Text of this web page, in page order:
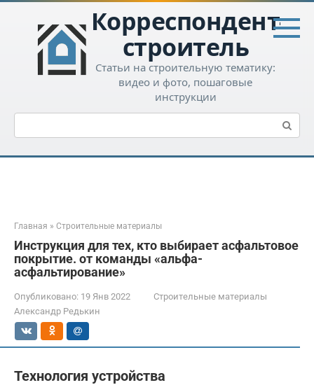
Перейти
контенту
Корреспондент-
строитель
Статьи на строительную тематику:
видео и фото, пошаговые
инструкции
Поиск:
Главная » Строительные материалы
Инструкция для тех, кто выбирает асфальтовое
покрытие. от команды «альфа-
асфальтирование»
Опубликовано: 19 Янв 2022
Строительные материалы
Александр Редькин
Технология устройства